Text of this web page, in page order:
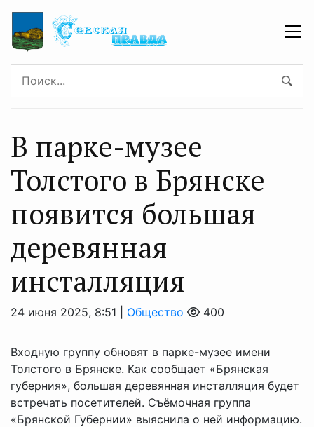
В парке-музее
Толстого в Брянске
появится большая
деревянная
инсталляция
24 июня 2025, 8:51 | Общество 400
Входную группу обновят в парке-музее имени
Толстого в Брянске. Как сообщает «Брянская
губерния», большая деревянная инсталляция будет
встречать посетителей. Съёмочная группа
«Брянской Губернии» выяснила о ней информацию.